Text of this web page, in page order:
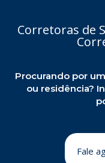
Corretoras de
Procurando por
ou residência?
Fale